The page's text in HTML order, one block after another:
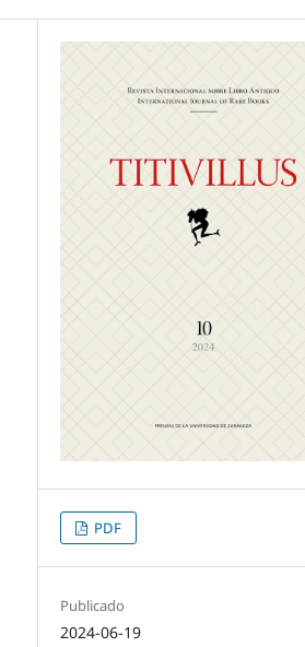
PDF
Publicado
2024-06-19